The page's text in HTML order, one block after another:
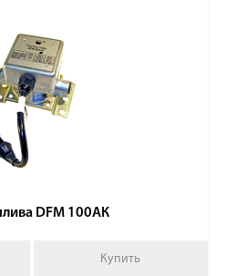
DFM 100АК
Купить